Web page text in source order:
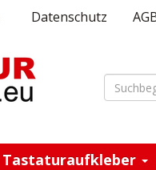
Datenschutz
Tastaturaufkleber